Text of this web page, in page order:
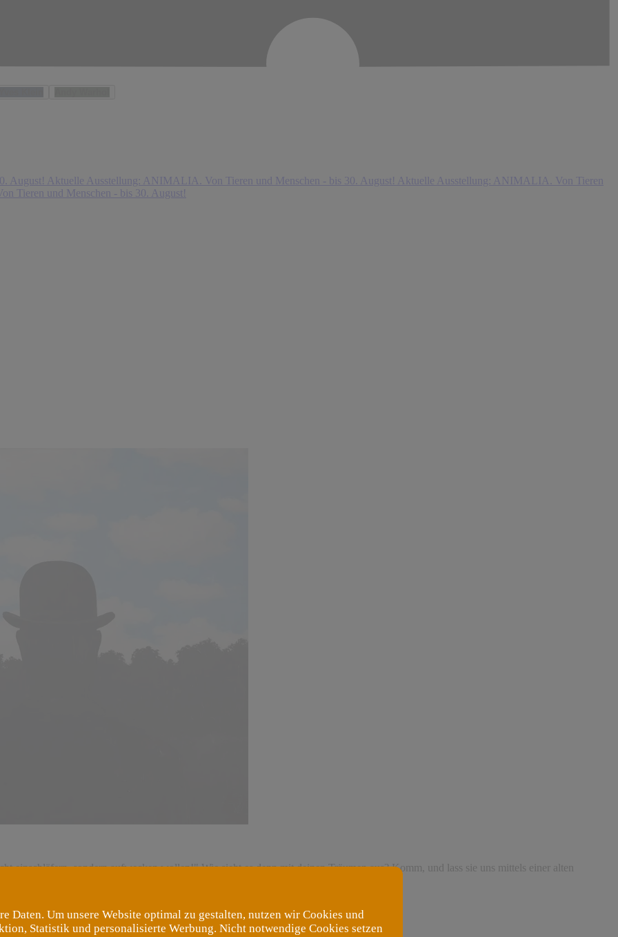
August! Aktuelle Ausstellung: ANIMALIA. Von Tieren und Menschen - bis 30. August! Aktuelle Ausstellung: ANIMALIA. Von Tieren
Tieren und Menschen - bis 30. August!
einschläfern, sondern aufwecken wollen!" Wie sieht es denn mit deinen Träumen aus? Komm, und lass sie uns mittels einer alten
Daten. Um unsere Website optimal zu gestalten, nutzen wir Cookies und
Statistik und personalisierte Werbung. Nicht notwendige Cookies setzen